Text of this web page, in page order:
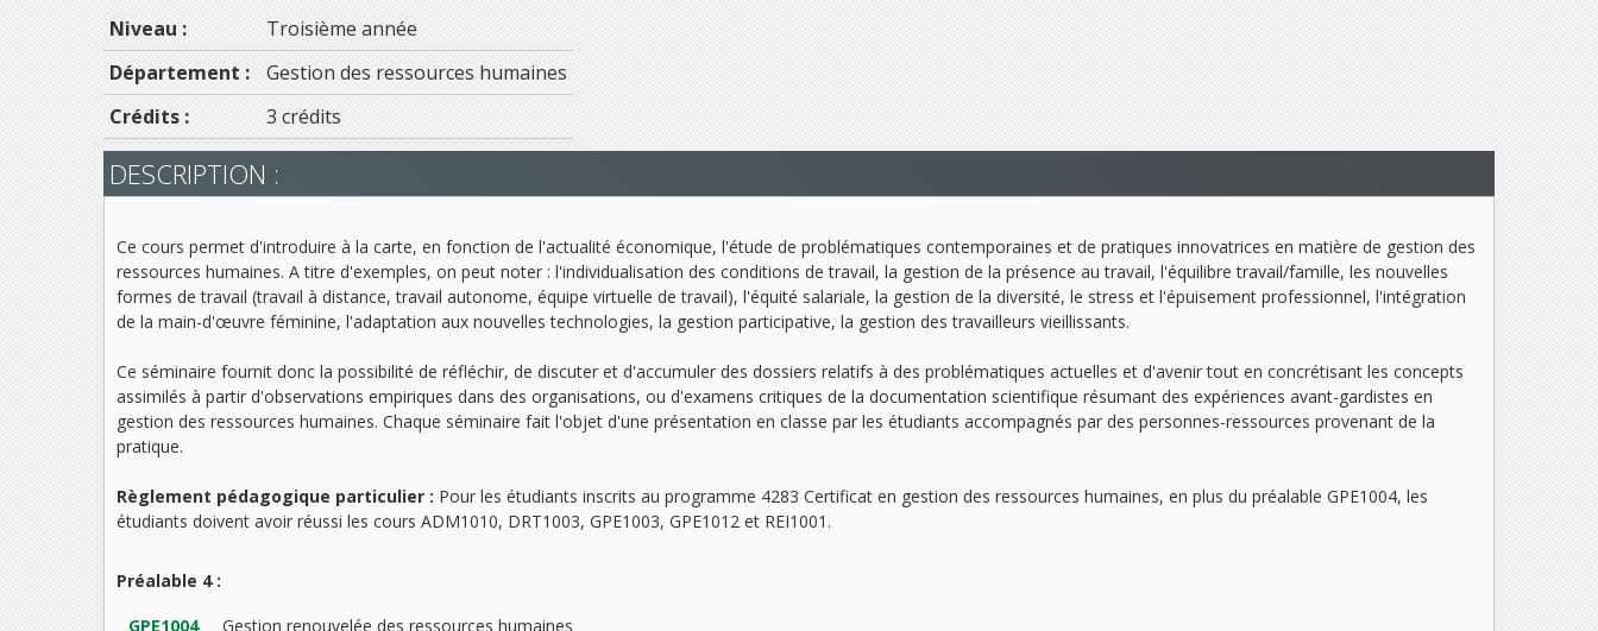
Niveau :
Troisième année
Département :
Gestion des ressources humaines
Crédits :
3 crédits
DESCRIPTION :
Ce cours permet d'introduire à la carte, en fonction de l'actualité économique, l'étude de problématiques contemporaines et de pratiques innovatrices en matière de gestion des
ressources humaines. A titre d'exemples, on peut noter : l'individualisation des conditions de travail, la gestion de la présence au travail, l'équilibre travail/famille, les nouvelles
formes de travail (travail à distance, travail autonome, équipe virtuelle de travail), l'équité salariale, la gestion de la diversité, le stress et l'épuisement professionnel, l'intégration
de la main-d'œuvre féminine, l'adaptation aux nouvelles technologies, la gestion participative, la gestion des travailleurs vieillissants.
Ce séminaire fournit donc la possibilité de réfléchir, de discuter et d'accumuler des dossiers relatifs à des problématiques actuelles et d'avenir tout en concrétisant les concepts
assimilés à partir d'observations empiriques dans des organisations, ou d'examens critiques de la documentation scientifique résumant des expériences avant-gardistes en
gestion des ressources humaines. Chaque séminaire fait l'objet d'une présentation en classe par les étudiants accompagnés par des personnes-ressources provenant de la
pratique.
Règlement pédagogique particulier : Pour les étudiants inscrits au programme 4283 Certificat en gestion des ressources humaines, en plus du préalable GPE1004, les
étudiants doivent avoir réussi les cours ADM1010, DRT1003, GPE1003, GPE1012 et REI1001.
Préalable 4 :
GPE1004
Gestion renouvelée des ressources humaines